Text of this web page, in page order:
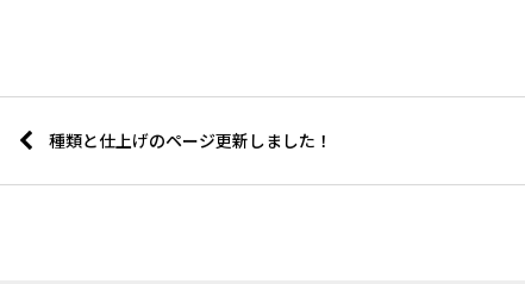
種類と仕上げのページ更新しました！